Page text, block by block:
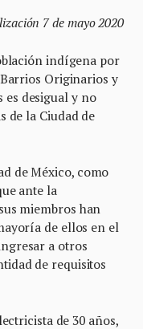
7 de mayo 2020
indígena por
Originarios y
es desigual y no
de la Ciudad de
de México, como
ante la
miembros han
de ellos en el
a otros
de requisitos
de 30 años,